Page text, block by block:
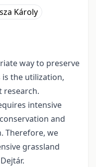
Károly
way to preserve
the utilization,
research.
intensive
and
Therefore, we
grassland